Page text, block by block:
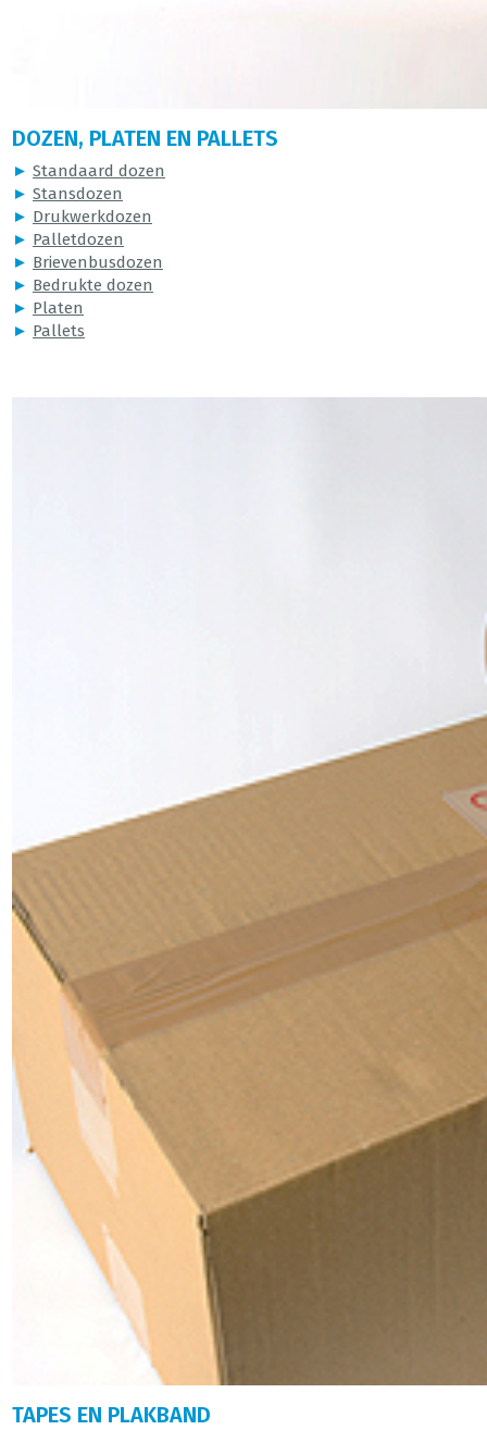
DOZEN, PLATEN EN PALLETS
► Standaard dozen
► Stansdozen
► Drukwerkdozen
► Palletdozen
► Brievenbusdozen
► Bedrukte dozen
► Platen
► Pallets
TAPES EN PLAKBAND